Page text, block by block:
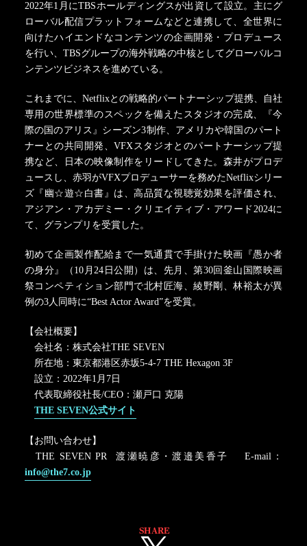
2022年1月にTBSホールディングスが出資して設立。主にグ
ローバル配信プラットフォームなどと連携して、全世界に
向けたハイエンドなコンテンツの企画開発・プロデュース
を行い、TBSグループの海外戦略の中核としてグローバルコ
ンテンツビジネスを進めている。
これまでに、Netflixとの戦略的パートナーシップ提携、自社
専用の世界標準のスペックを備えたスタジオの完成、『今
際の国のアリス』シーズン3制作、アメリカや韓国のパート
ナーとの共同開発、VFXスタジオとのパートナーシップ提
携など、日本の映像制作をリードしてきた。森井がプロデ
ュースし、赤羽がVFXプロデューサーを務めたNetflixシリー
ズ『幽☆遊☆白書』は、高品質な視聴覚効果を評価され、
アジアン・アカデミー・クリエイティブ・アワード2024に
て、グランプリを受賞した。
初めて企画製作配給まで一気通貫で手掛けた映画『愚か者
の身分』（10月24日公開）は、先月、第30回釜山国際映画
祭コンペティション部門で北村匠海、綾野剛、林裕太が異
例の3人同時に“Best Actor Award”を受賞。
【会社概要】
会社名：株式会社THE SEVEN
所在地：東京都港区赤坂5-4-7 THE Hexagon 3F
設立：2022年1月7日
代表取締役社長/CEO：瀬戸口 克陽
THE SEVEN公式サイト
【お問い合わせ】
THE SEVEN PR 渡瀬暁彦・渡邉美香子 E-mail：
info@the7.co.jp
SHARE